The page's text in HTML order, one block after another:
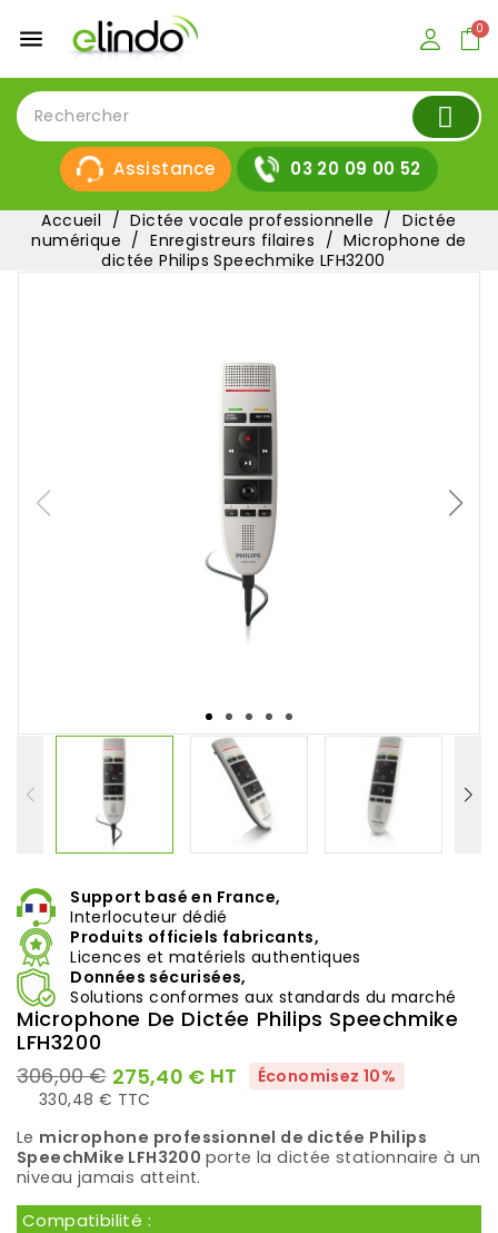
menu
Assistance 03 20 09 00 52
Accueil Dictée vocale professionnelle
Dictée
numérique
Enregistreurs filaires
Microphone de
dictée Philips Speechmike LFH3200
Support basé en France,
Interlocuteur dédié
Produits officiels fabricants,
Licences et matériels authentiques
Données sécurisées,
Solutions conformes aux standards du marché
Microphone De Dictée Philips Speechmike
LFH3200
306,00 € 275,40 € HT
Économisez 10%
330,48 € TTC
Le microphone professionnel de dictée Philips
SpeechMike LFH3200 porte la dictée stationnaire à un
niveau jamais atteint.
Compatibilité :